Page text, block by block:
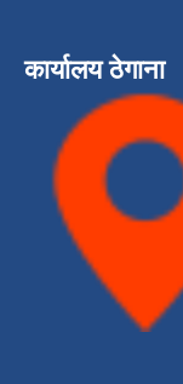
कार्यालय ठेगाना